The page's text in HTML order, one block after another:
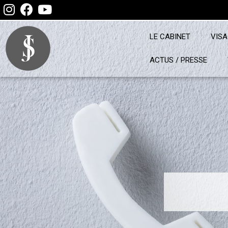
LE CABINET
ACTUS / PRESSE